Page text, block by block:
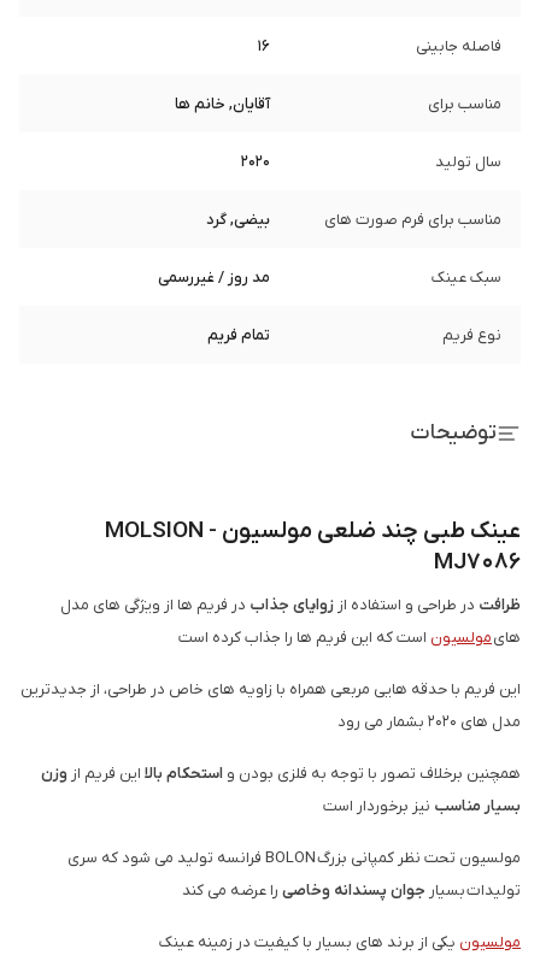
فاصله جابینی 16
مناسب برای آقایان, خانم ها
سال تولید 2020
مناسب برای فرم صورت های بیضی, گرد
سبک عینک مد روز / غیررسمی
نوع فریم تمام فریم
توضیحات
عینک طبی چند ضلعی مولسیون - MOLSION
MJ7086
ظرافت در طراحی و استفاده از زوایای جذاب در فریم ها از ویژگی های مدل
هایمولسیون است که این فریم ها را جذاب کرده است
این فریم با حدقه هایی مربعی همراه با زاویه های خاص در طراحی، از جدیدترین
مدل های 2020 بشمار می رود
همچنین برخلاف تصور با توجه به فلزی بودن و استحکام بالا این فریم از وزن
بسیار مناسب نیز برخوردار است
مولسیون تحت نظر کمپانی بزرگ BOLON فرانسه تولید می شود که سری
تولیدات بسیار جوان پسندانه وخاصی را عرضه می کند
مولسیون یکی از برند های بسیار با کیفیت در زمینه عینک